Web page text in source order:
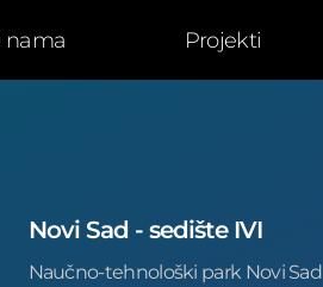
nama Projekti
Novi Sad - sedište IVI
Naučno-tehnološki park Novi Sad